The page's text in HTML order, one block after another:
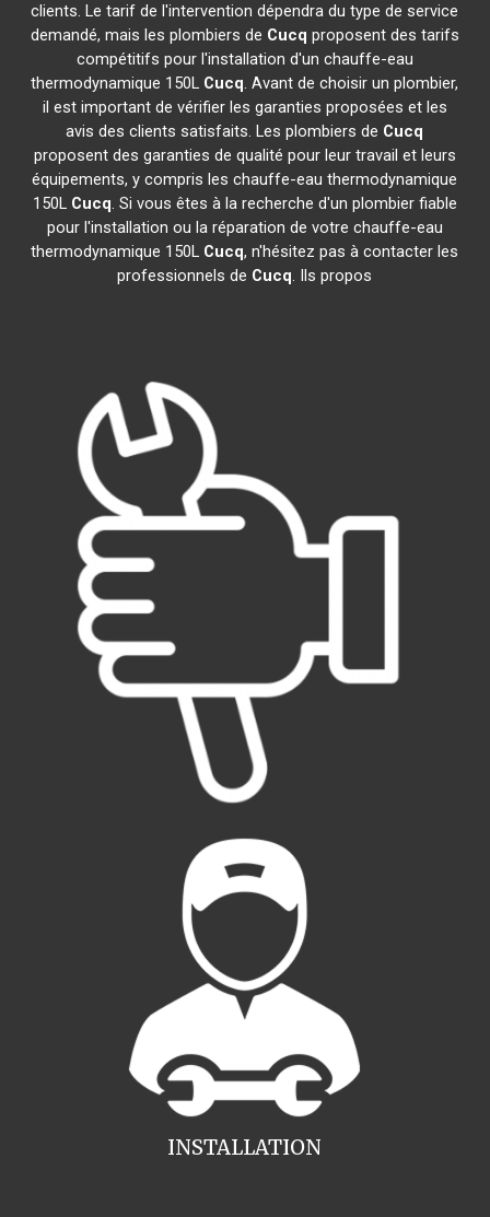
clients. Le tarif de l'intervention dépendra du type de service
demandé, mais les plombiers de Cucq proposent des tarifs
compétitifs pour l'installation d'un chauffe-eau
thermodynamique 150L Cucq. Avant de choisir un plombier,
il est important de vérifier les garanties proposées et les
avis des clients satisfaits. Les plombiers de Cucq
proposent des garanties de qualité pour leur travail et leurs
équipements, y compris les chauffe-eau thermodynamique
150L Cucq. Si vous êtes à la recherche d'un plombier fiable
pour l'installation ou la réparation de votre chauffe-eau
thermodynamique 150L Cucq, n'hésitez pas à contacter les
professionnels de Cucq. Ils propos
INSTALLATION